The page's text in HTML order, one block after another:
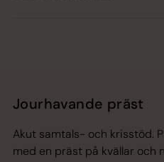
Jourhavande präst
Akut samtals- och krisstöd.
med en präst på kvällar och